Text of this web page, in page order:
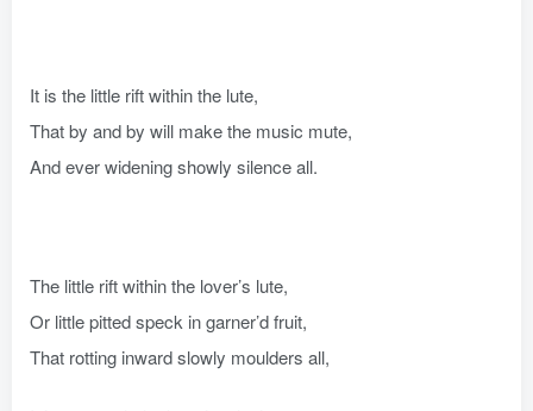
It is the little rift within the lute,
That by and by will make the music mute,
And ever widening showly silence all.
The little rift within the lover’s lute,
Or little pitted speck in garner’d fruit,
That rotting inward slowly moulders all,